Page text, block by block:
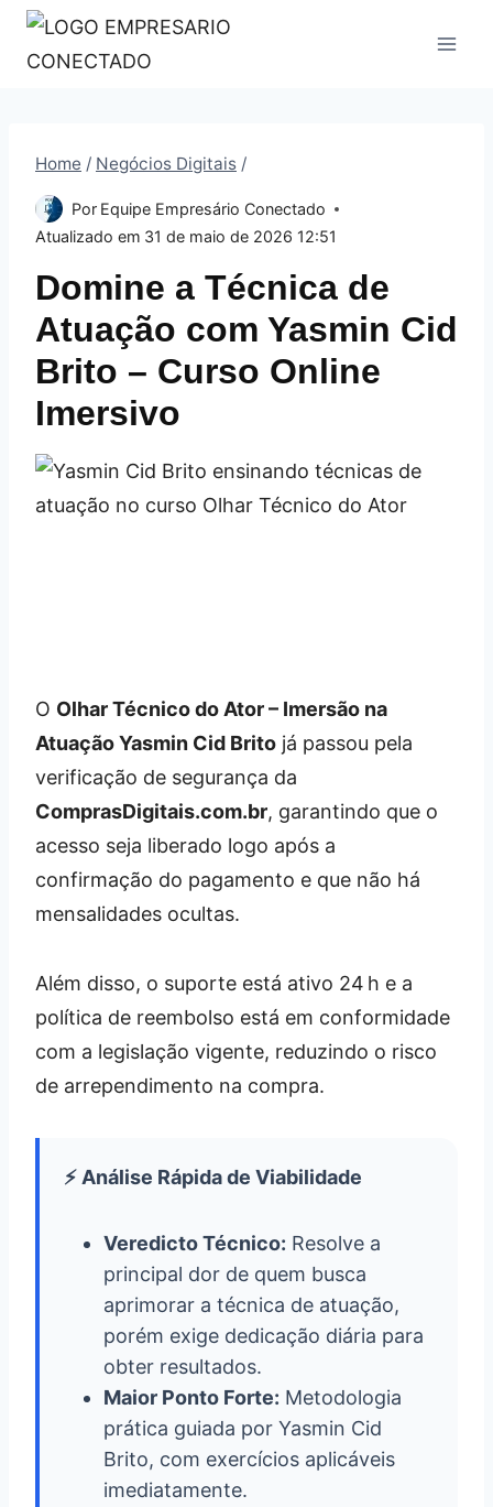
Pular
para
Home / Negócios Digitais /
Por Equipe Empresário Conectado
Atualizado em 31 de maio de 2026 12:51
Domine a Técnica de
Atuação com Yasmin Cid
Brito – Curso Online
Imersivo
O Olhar Técnico do Ator – Imersão na
Atuação Yasmin Cid Brito já passou pela
verificação de segurança da
ComprasDigitais.com.br, garantindo que o
acesso seja liberado logo após a
confirmação do pagamento e que não há
mensalidades ocultas.
Além disso, o suporte está ativo 24 h e a
política de reembolso está em conformidade
com a legislação vigente, reduzindo o risco
de arrependimento na compra.
⚡ Análise Rápida de Viabilidade
Veredicto Técnico: Resolve a
principal dor de quem busca
aprimorar a técnica de atuação,
porém exige dedicação diária para
obter resultados.
Maior Ponto Forte: Metodologia
prática guiada por Yasmin Cid
Brito, com exercícios aplicáveis
imediatamente.